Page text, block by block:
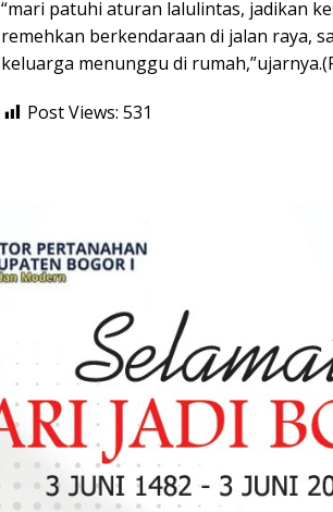
“mari patuhi aturan lalulintas, jadikan
remehkan berkendaraan di jalan raya,
keluarga menunggu di
Post Views: 531